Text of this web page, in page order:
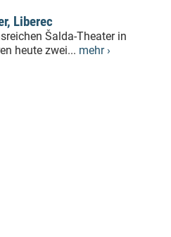
Liberec
Šalda-Theater in
heute zwei... mehr ›